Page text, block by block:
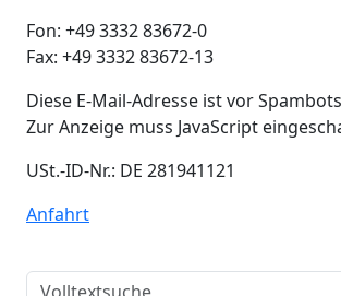
Fon: +49 3332 83672-0
Fax: +49 3332 83672-13
Diese E-Mail-Adresse ist vor
Zur Anzeige muss JavaScript
USt.-ID-Nr.: DE 281941121
Anfahrt
Suchen ...